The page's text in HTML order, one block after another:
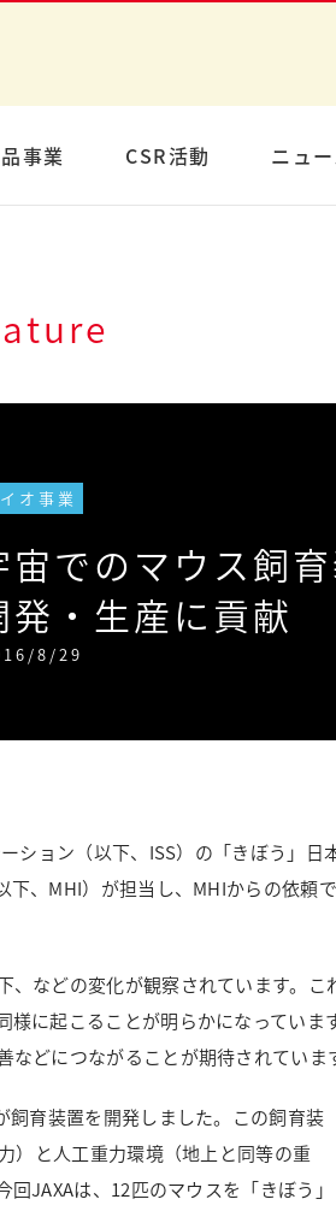
事業 CSR活動 ニュ
オ事業
宙でのマウス飼
発・生産に貢献
8/29
ション（以下、ISS）の「きぼう」
、MHI）が担当し、MHIからの依頼
などの変化が観察されています。
に起こることが明らかになっていま
どにつながることが期待されていま
育装置を開発しました。この飼育装
）と人工重力環境（地上と同等の重
JAXAは、12匹のマウスを「きぼう」